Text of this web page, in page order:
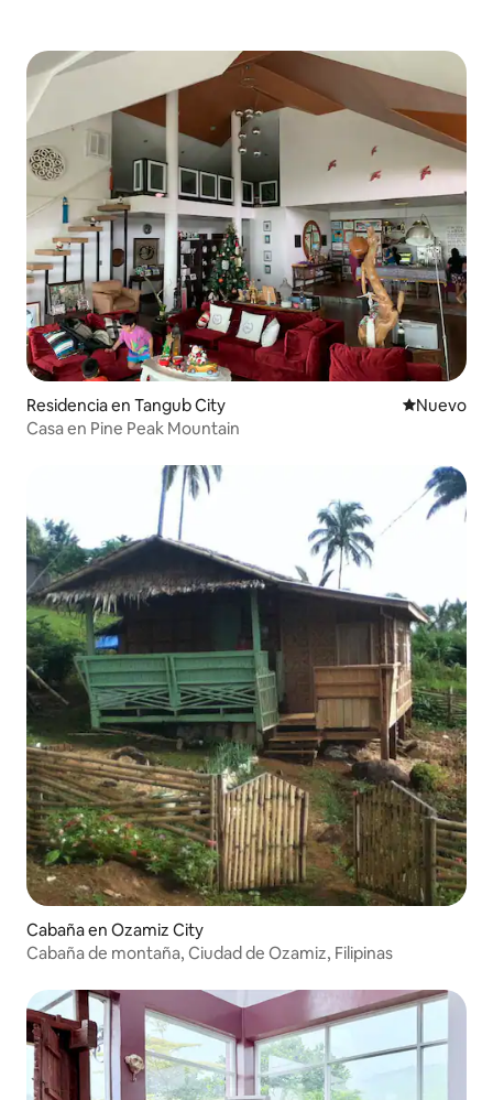
Residencia en Tangub City Nuevo
Nuevo
Casa en Pine Peak Mountain
Cabaña en Ozamiz City
Cabaña de montaña, Ciudad de Ozamiz, Filipinas